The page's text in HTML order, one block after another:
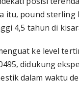
itu, pound sterling
4,5 tahun di
ke level
didukung
dalam waktu